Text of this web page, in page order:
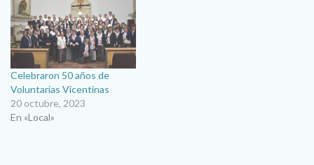
400 años de la fundación de
las Voluntarias Vicentinas
en el…
Celebraron 50 años de
Voluntarias Vicentinas
20 octubre, 2023
En «Local»